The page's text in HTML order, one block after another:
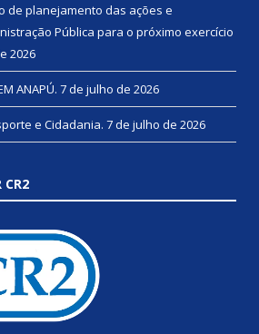
de planejamento das ações e
Pública para o próximo exercício
2026
ANAPÚ. 7 de julho de 2026
e Cidadania. 7 de julho de 2026
CR2